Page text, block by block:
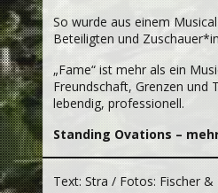
So wurde aus einem
Beteiligten und
„Fame“ ist mehr als ein
Freundschaft, Grenzen und
lebendig, professionell.
Standing Ovations –
Text: Stra / Fotos: Fischer